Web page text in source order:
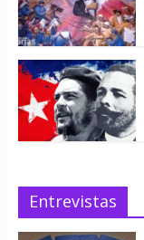
Entrevistas